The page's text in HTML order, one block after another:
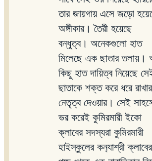
তার জায়গায় এসে জড়ো
অঙ্গীকার। তৈরী হয়েছে
বন্ধুত্ব। অনেকগুলো হাত
মিলেছে এক ছাতার
কিছু হাত দায়িত্ব নিয়েছে
ছাতাকে শক্ত করে ধরে
নেতৃত্ব দেওয়ার। সেই
ভর করেই কুমিরমারী ইকো
ক্লাবের সদস্যরা কুমিরমারী
হাইস্কুলের কন‍্যাশ্রী ক্লাবের